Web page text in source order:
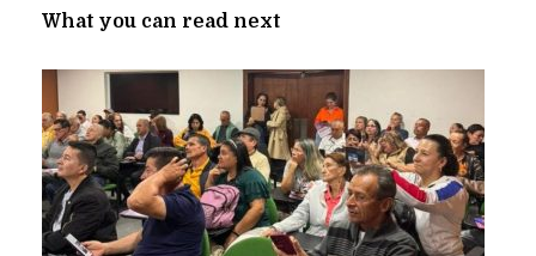
What you can read next